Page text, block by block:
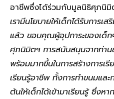
อาชีพซึ่งได้ร่วมกับมูลนิธิศุภนิ
เรามีนโยบายให้เด็กได้รับการเ
แล้ว ขอบคุณผู้อุปการะของเด็
ศุภนิมิตฯ การสนับสนุนจากท่าน
พร้อมมากขึ้นในการสร้างการเ
เรียนรู้อาชีพ ทั้งการทำขนมแล
ต้นให้เด็กได้เข้ามาเรียนรู้ ซึ่งห